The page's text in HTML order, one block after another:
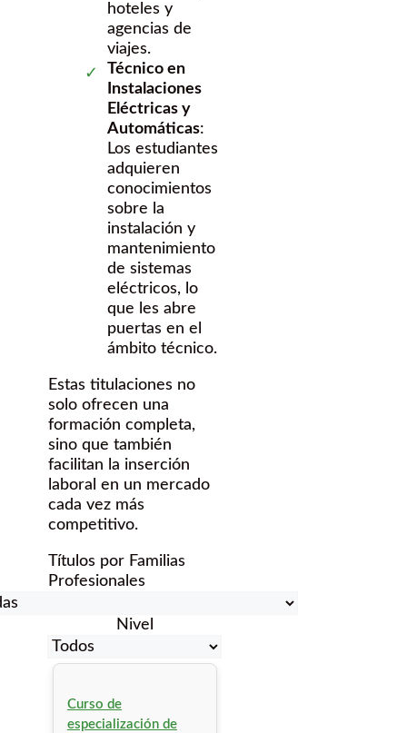
hoteles y
agencias de
viajes.
Técnico en
Instalaciones
Eléctricas y
Automáticas:
Los estudiantes
adquieren
conocimientos
sobre la
instalación y
mantenimiento
de sistemas
eléctricos, lo
que les abre
puertas en el
ámbito técnico.
Estas titulaciones no
solo ofrecen una
formación completa,
sino que también
facilitan la inserción
laboral en un mercado
cada vez más
competitivo.
Títulos por Familias
Profesionales
Nivel
Curso de
especialización de